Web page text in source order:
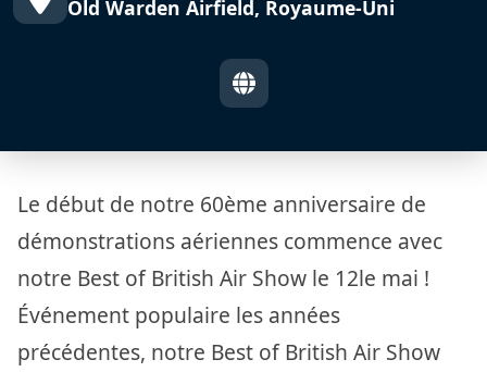
Old Warden Airfield, Royaume-Uni
Le début de notre 60ème anniversaire de
démonstrations aériennes commence avec
notre Best of British Air Show le 12le mai !
Événement populaire les années
précédentes, notre Best of British Air Show